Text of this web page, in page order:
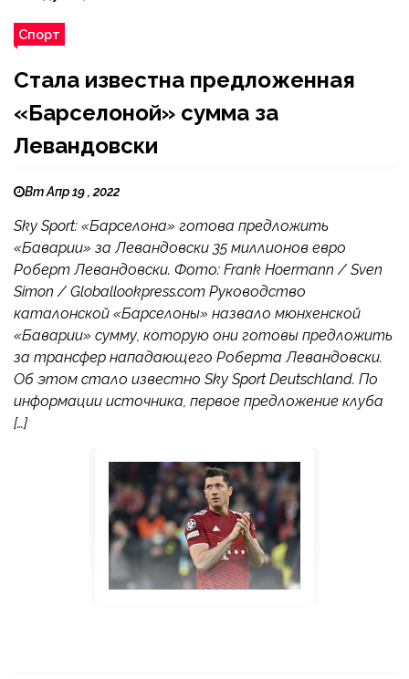
Спорт
Стала известна предложенная
«Барселоной» сумма за
Левандовски
Вт Апр 19 , 2022
Sky Sport: «Барселона» готова предложить
«Баварии» за Левандовски 35 миллионов евро
Роберт Левандовски. Фото: Frank Hoermann / Sven
Simon / Globallookpress.com Руководство
каталонской «Барселоны» назвало мюнхенской
«Баварии» сумму, которую они готовы предложить
за трансфер нападающего Роберта Левандовски.
Об этом стало известно Sky Sport Deutschland. По
информации источника, первое предложение клуба
[…]